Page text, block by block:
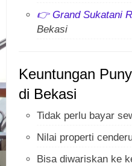
👉Grand Sukatani
Bekasi
Keuntungan
di Bekasi
Tidak perlu bayar
Nilai properti
Bisa diwariskan ke